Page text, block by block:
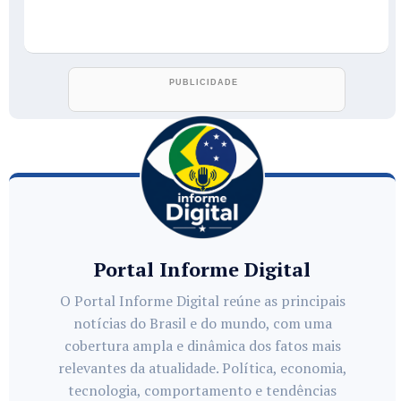
Portal Informe Digital
O Portal Informe Digital reúne as principais
notícias do Brasil e do mundo, com uma
cobertura ampla e dinâmica dos fatos mais
relevantes da atualidade. Política, economia,
tecnologia, comportamento e tendências